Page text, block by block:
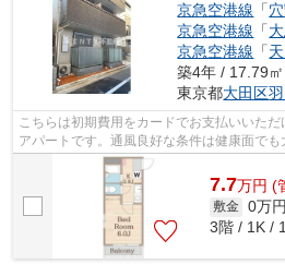
京急空港線 「
京急空港線 「
京急空港線 「
築4年 / 17.79㎡
東京都大田区
こちらは初期費用をカードでお支払いいた
アパートです。通風良好な条件は健康面でも
すすめの物件をご提供します。魅力的...
7.7万円 (
敷金 0万円
3階 / 1K /